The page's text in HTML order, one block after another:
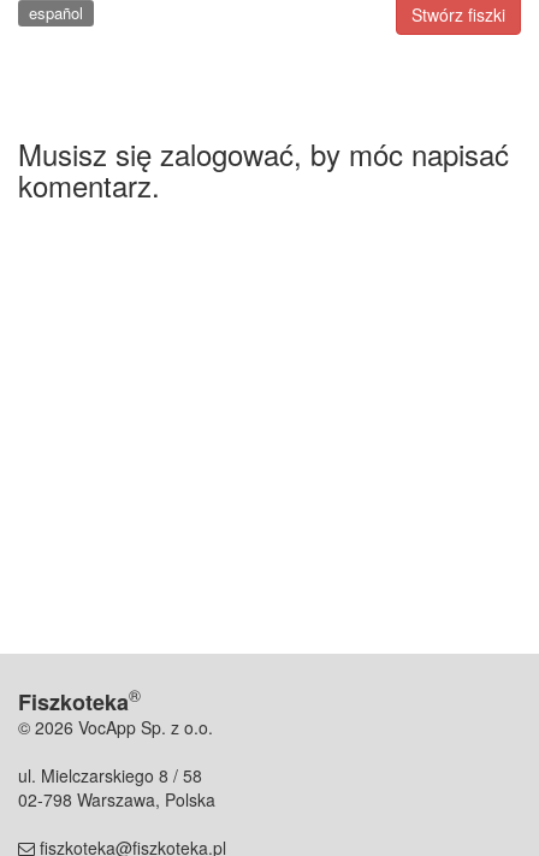
Stwórz fiszki
español
Musisz się zalogować, by móc napisać
komentarz.
Fiszkoteka®
© 2026 VocApp Sp. z o.o.
ul. Mielczarskiego 8 / 58
02-798 Warszawa, Polska
fiszkoteka@fiszkoteka.pl